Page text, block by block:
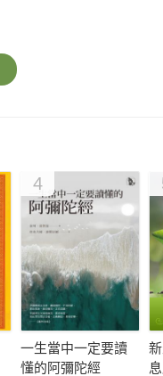
4
一生當中一定要讀
懂的阿彌陀經